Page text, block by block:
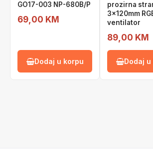
GO17-003 NP-680B/P
69,00 KM
Dodaj u korpu
prozirna
3x120mm
ventilator
89,00 KM
Dodaj u